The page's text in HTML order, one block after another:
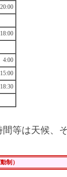
20:00
18:00
4:00
15:00
18:30
等は天候、
制）